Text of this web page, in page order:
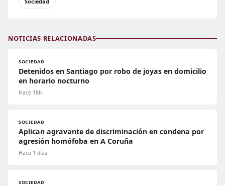
NOTICIAS RELACIONADAS
SOCIEDAD
Detenidos en Santiago por robo de joyas en domicilio
en horario nocturno
Hace 18h
SOCIEDAD
Aplican agravante de discriminación en condena por
agresión homófoba en A Coruña
Hace 1 días
SOCIEDAD